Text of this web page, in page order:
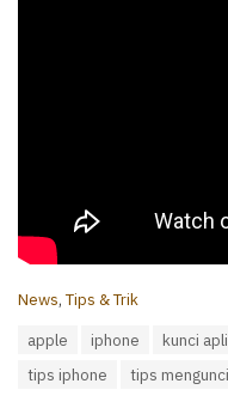
C
News,Tips & Trik
apple iphone kunci
tips iphone
tips